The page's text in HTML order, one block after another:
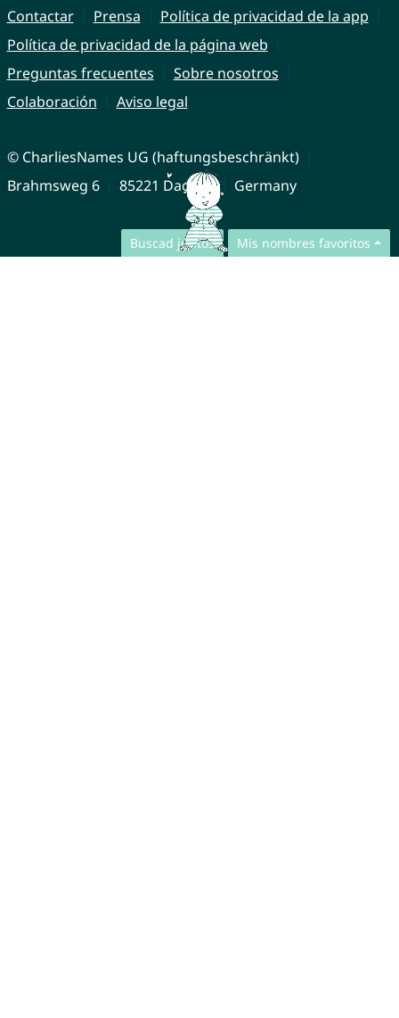
Buscad juntos Mis nombres favoritos
Contactar Prensa
Política de privacidad de la app
Política de privacidad de la página web
Preguntas frecuentes
Sobre nosotros
Colaboración
Aviso legal
© CharliesNames UG (haftungsbeschränkt)
Brahmsweg 6
85221 Dachau Germany